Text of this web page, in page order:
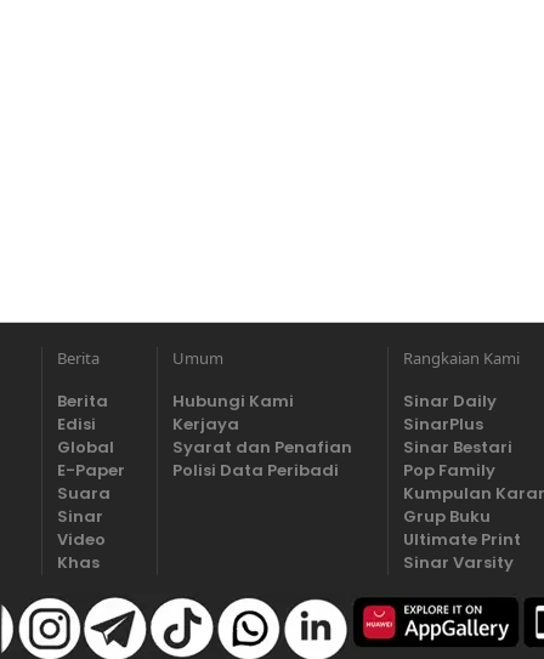
Berita
Berita
Edisi
Global
E-Paper
Suara
Sinar
Video
Khas
Umum
Hubungi Kami
Kerjaya
Syarat dan Penafian
Polisi Data Peribadi
Rangkaian Kami
Sinar Daily
SinarPlus
Sinar Bestari
Pop Family
Kumpulan
Grup Buku
Ultimate Print
Sinar Varsity